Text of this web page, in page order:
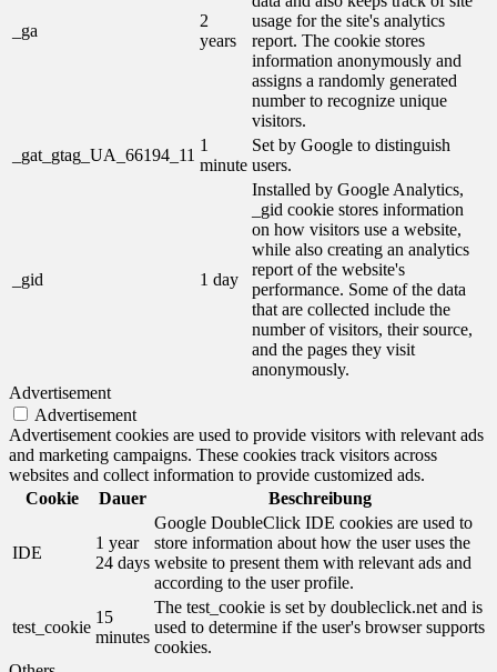
_ga
2
years
usage for the site's analytics
report. The cookie stores
information anonymously and
assigns a randomly generated
number to recognize unique
visitors.
_gat_gtag_UA_66194_11
1
minute
Set by Google to distinguish
users.
_gid 1 day
Installed by Google Analytics,
_gid cookie stores information
on how visitors use a website,
while also creating an analytics
report of the website's
performance. Some of the data
that are collected include the
number of visitors, their source,
and the pages they visit
anonymously.
Advertisement
Advertisement
Advertisement cookies are used to provide visitors with relevant ads
and marketing campaigns. These cookies track visitors across
websites and collect information to provide customized ads.
Cookie
Dauer Beschreibung
IDE
1 year
24 days
Google DoubleClick IDE cookies are used to
store information about how the user uses the
website to present them with relevant ads and
according to the user profile.
test_cookie
15
minutes
The test_cookie is set by doubleclick.net and is
used to determine if the user's browser supports
cookies.